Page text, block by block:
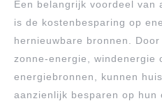
Een belangrijk voordeel van
is de kostenbesparing op
hernieuwbare bronnen.
zonne-energie, windenergie
energiebronnen, kunnen
aanzienlijk besparen op hun